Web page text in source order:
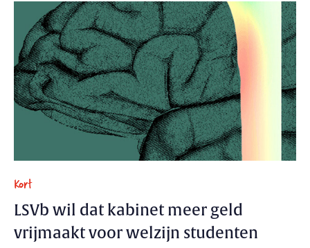
Kort
LSVb wil dat kabinet meer geld
vrijmaakt voor welzijn studenten